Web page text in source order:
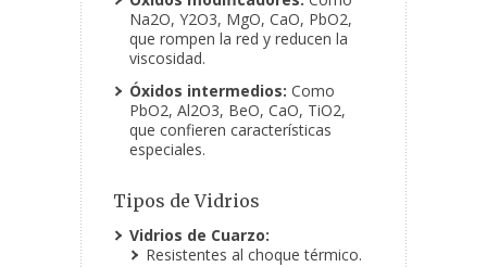
Na2O, Y2O3, MgO, CaO, PbO2,
que rompen la red y reducen la
viscosidad.
Óxidos intermedios: Como
PbO2, Al2O3, BeO, CaO, TiO2,
que confieren características
especiales.
Tipos de Vidrios
Vidrios de Cuarzo:
Resistentes al choque térmico.